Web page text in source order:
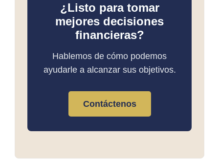
¿Listo para tomar
mejores decisiones
financieras?
Hablemos de cómo podemos
ayudarle a alcanzar sus objetivos.
Contáctenos